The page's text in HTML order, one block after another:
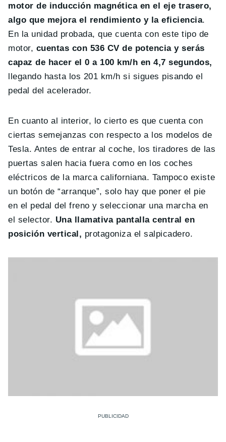
motor de inducción magnética en el eje trasero,
algo que mejora el rendimiento y la eficiencia.
En la unidad probada, que cuenta con este tipo de
motor, cuentas con 536 CV de potencia y serás
capaz de hacer el 0 a 100 km/h en 4,7 segundos,
llegando hasta los 201 km/h si sigues pisando el
pedal del acelerador.
En cuanto al interior, lo cierto es que cuenta con
ciertas semejanzas con respecto a los modelos de
Tesla. Antes de entrar al coche, los tiradores de las
puertas salen hacia fuera como en los coches
eléctricos de la marca californiana. Tampoco existe
un botón de “arranque”, solo hay que poner el pie
en el pedal del freno y seleccionar una marcha en
el selector. Una llamativa pantalla central en
posición vertical, protagoniza el salpicadero.